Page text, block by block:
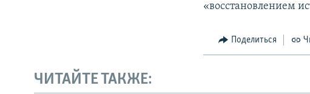
«восстановлением
Поделиться
ЧИТАЙТЕ ТАКЖЕ: